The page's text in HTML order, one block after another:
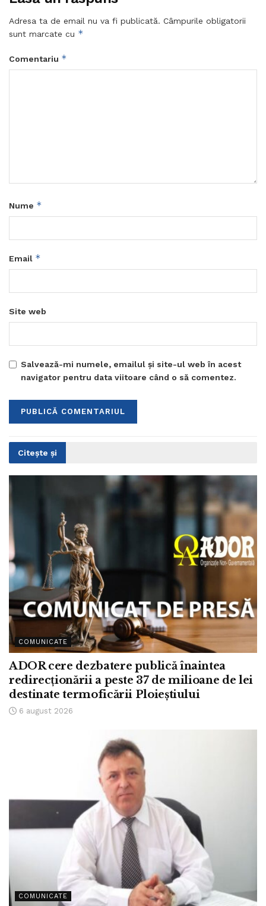
Adresa ta de email nu va fi publicată. Câmpurile obligatorii
sunt marcate cu *
Comentariu *
Nume *
Email *
Site web
Salvează-mi numele, emailul și site-ul web în acest
navigator pentru data viitoare când o să comentez.
Citește și
COMUNICATE
ADOR cere dezbatere publică înaintea
redirecționării a peste 37 de milioane de lei
destinate termoficării Ploieștiului
6 august 2026
COMUNICATE